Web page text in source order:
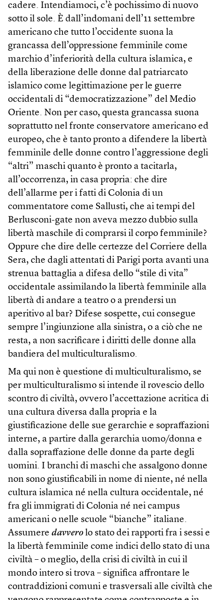
cadere. Intendiamoci, c’è pochissimo di nuovo
sotto il sole. È dall’indomani dell’11 settembre
americano che tutto l’occidente suona la
grancassa dell’oppressione femminile come
marchio d’inferiorità della cultura islamica, e
della liberazione delle donne dal patriarcato
islamico come legittimazione per le guerre
occidentali di “democratizzazione” del Medio
Oriente. Non per caso, questa grancassa suona
soprattutto nel fronte conservatore americano ed
europeo, che è tanto pronto a difendere la libertà
femminile delle donne contro l’aggressione degli
“altri” maschi quanto è pronto a tacitarla,
all’occorrenza, in casa propria: che dire
dell’allarme per i fatti di Colonia di un
commentatore come Sallusti, che ai tempi del
Berlusconi-gate non aveva mezzo dubbio sulla
libertà maschile di comprarsi il corpo femminile?
Oppure che dire delle certezze del Corriere della
Sera, che dagli attentati di Parigi porta avanti una
strenua battaglia a difesa dello “stile di vita”
occidentale assimilando la libertà femminile alla
libertà di andare a teatro o a prendersi un
aperitivo al bar? Difese sospette, cui consegue
sempre l’ingiunzione alla sinistra, o a ciò che ne
resta, a non sacrificare i diritti delle donne alla
bandiera del multiculturalismo.
Ma qui non è questione di multiculturalismo, se
per multiculturalismo si intende il rovescio dello
scontro di civiltà, ovvero l’accettazione acritica di
una cultura diversa dalla propria e la
giustificazione delle sue gerarchie e sopraffazioni
interne, a partire dalla gerarchia uomo/donna e
dalla sopraffazione delle donne da parte degli
uomini. I branchi di maschi che assalgono donne
non sono giustificabili in nome di niente, né nella
cultura islamica né nella cultura occidentale, né
fra gli immigrati di Colonia né nei campus
americani o nelle scuole “bianche” italiane.
Assumere davvero lo stato dei rapporti fra i sessi e
la libertà femminile come indici dello stato di una
civiltà – o meglio, della crisi di civiltà in cui il
mondo intero si trova – significa affrontare le
contraddizioni comuni e trasversali alle civiltà che